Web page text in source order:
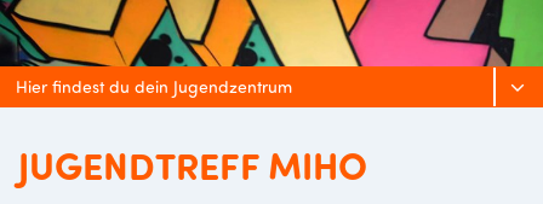
Hier findest du dein Jugendzentrum
JUGENDTREFF MIHO